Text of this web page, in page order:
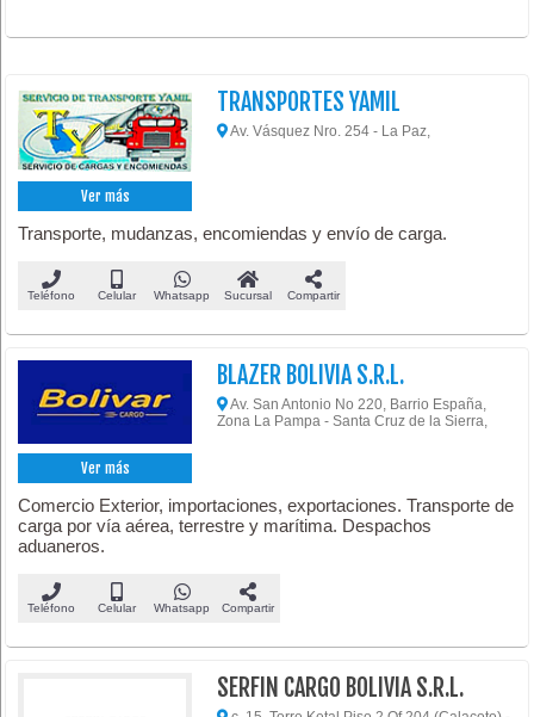
Ver más
TRANSPORTES YAMIL
Av. Vásquez Nro. 254 - La Paz,
Transporte, mudanzas, encomiendas y envío de carga.
Teléfono Celular Whatsapp Sucursal Compartir
Ver más
BLAZER BOLIVIA S.R.L.
Av. San Antonio No 220, Barrio España,
Zona La Pampa - Santa Cruz de la Sierra,
Comercio Exterior, importaciones, exportaciones. Transporte de
carga por vía aérea, terrestre y marítima. Despachos
aduaneros.
Teléfono Celular Whatsapp Compartir
SERFIN CARGO BOLIVIA S.R.L.